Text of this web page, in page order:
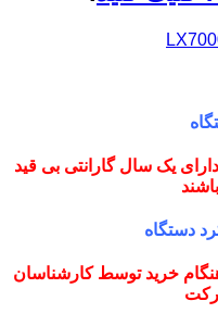
یک سال گارانتی بی قید
دستگاه
خرید توسط کارشناسان